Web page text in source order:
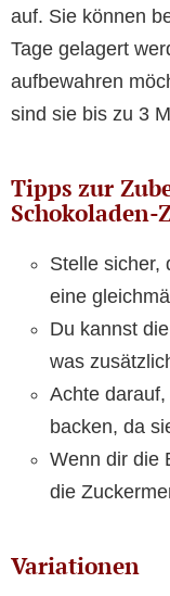
auf. Sie können
Tage gelagert
aufbewahren
sind sie bis zu 3
Tipps zur
Stelle sicher,
eine
Du kannst
was
Achte
backen, da
Wenn dir die
die
Variationen